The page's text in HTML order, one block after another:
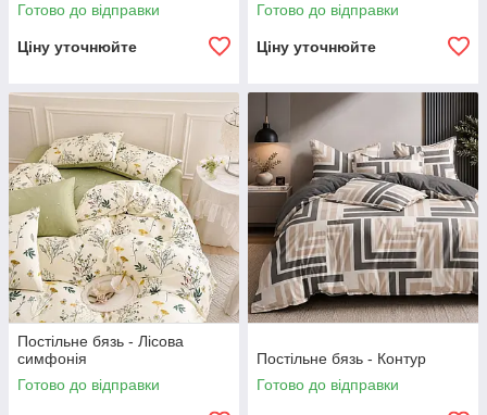
Готово до відправки
Ціну уточнюйте
Готово до відправки
Ціну уточнюйте
Постільне бязь - Лісова
симфонія
Готово до відправки
Постільне бязь - Контур
Готово до відправки